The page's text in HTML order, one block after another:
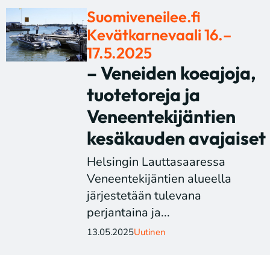
Suomiveneilee.fi
Kevätkarnevaali 16.–
17.5.2025
– Veneiden koeajoja,
tuotetoreja ja
Veneentekijäntien
kesäkauden avajaiset
Helsingin Lauttasaaressa
Veneentekijäntien alueella
järjestetään tulevana
perjantaina ja...
13.05.2025Uutinen